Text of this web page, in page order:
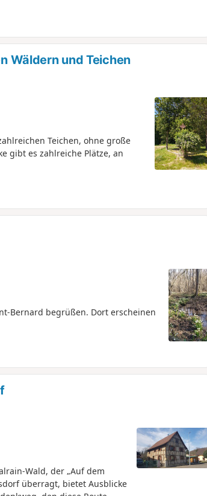
Wäldern und Teichen
Teichen, ohne große
gibt es zahlreiche Plätze, an
Bernard begrüßen. Dort erscheinen
Wald, der „Auf dem
überragt, bietet Ausblicke